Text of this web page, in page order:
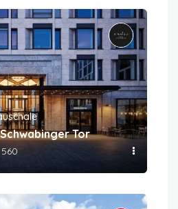
Tor
560